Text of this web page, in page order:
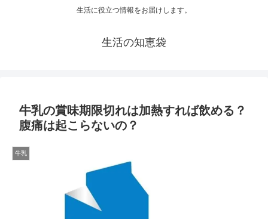
生活に役立つ情報をお届けします。
生活の知恵袋
牛乳の賞味期限切れは加熱すれば飲める？
腹痛は起こらないの？
牛乳